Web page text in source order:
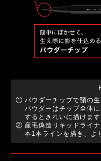
① パウダーチップで額の
パウダーはチップ全体
するときれいに描けます
② 産毛偽造リキッドライ
本1本ラインを描き、よ